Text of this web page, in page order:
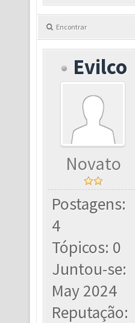
Encontrar
Evilco
Novato
Postagens:
4
Tópicos: 0
Juntou-se:
May 2024
Reputação: